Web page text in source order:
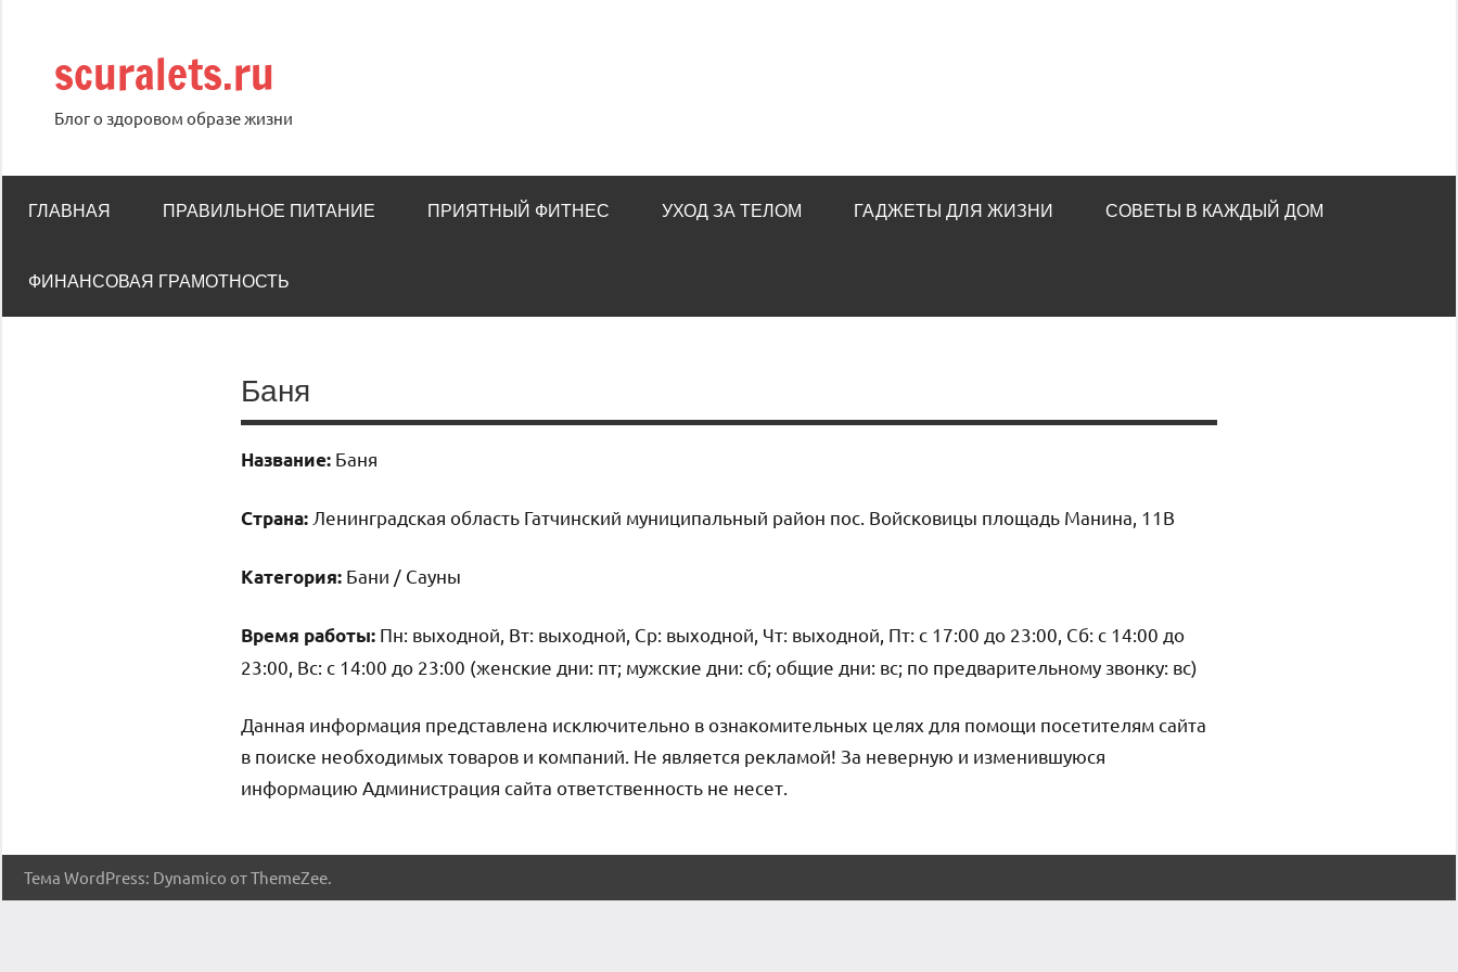
содержимому
scuralets.ru
Блог о здоровом образе жизни
ГЛАВНАЯ ПРАВИЛЬНОЕ ПИТАНИЕ ПРИЯТНЫЙ ФИТНЕС УХОД ЗА ТЕЛОМ ГАДЖЕТЫ ДЛЯ ЖИЗНИ СОВЕТЫ В КАЖДЫЙ ДОМ
ФИНАНСОВАЯ ГРАМОТНОСТЬ
Баня
Название: Баня
Страна: Ленинградская область Гатчинский муниципальный район пос. Войсковицы площадь Манина, 11В
Категория: Бани / Сауны
Время работы: Пн: выходной, Вт: выходной, Ср: выходной, Чт: выходной, Пт: с 17:00 до 23:00, Сб: с 14:00 до
23:00, Вс: с 14:00 до 23:00 (женские дни: пт; мужские дни: сб; общие дни: вс; по предварительному звонку: вс)
Данная информация представлена исключительно в ознакомительных целях для помощи посетителям сайта
в поиске необходимых товаров и компаний. Не является рекламой! За неверную и изменившуюся
информацию Администрация сайта ответственность не несет.
Тема WordPress: Dynamico от ThemeZee.